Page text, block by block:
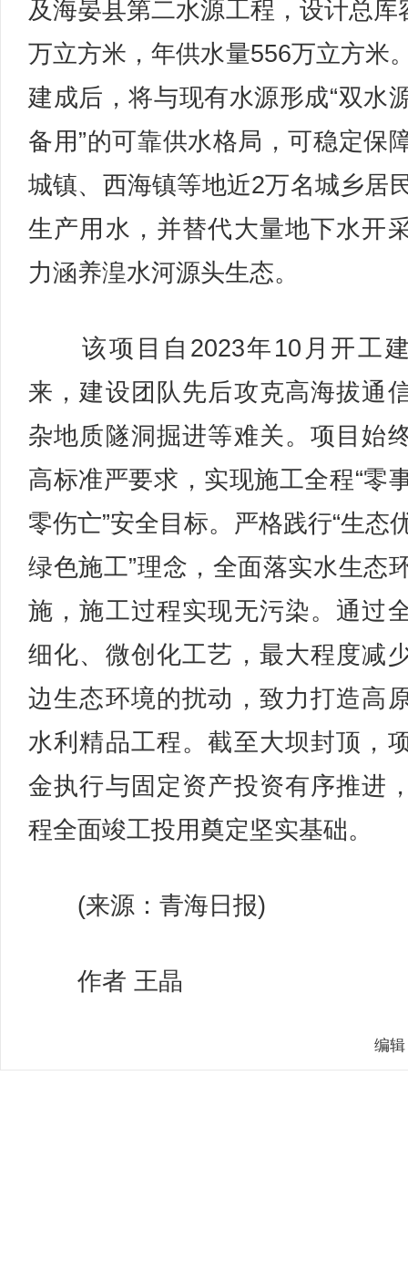
及海晏县第二水源工程，设计总库
万立方米，年供水量556万立方米
建成后，将与现有水源形成“双水
备用”的可靠供水格局，可稳定保
城镇、西海镇等地近2万名城乡居
生产用水，并替代大量地下水开
力涵养湟水河源头生态。
该项目自2023年10月开工
来，建设团队先后攻克高海拔通
杂地质隧洞掘进等难关。项目始
高标准严要求，实现施工全程“零
零伤亡”安全目标。严格践行“生态
绿色施工”理念，全面落实水生态
施，施工过程实现无污染。通过
细化、微创化工艺，最大程度减
边生态环境的扰动，致力打造高
水利精品工程。截至大坝封顶，
金执行与固定资产投资有序推进
程全面竣工投用奠定坚实基础。
(来源：青海日报)
作者 王晶
编